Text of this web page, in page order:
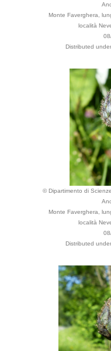
Monte Faverghera,
località
Distributed
© Dipartimento di
Monte Faverghera,
località
Distributed